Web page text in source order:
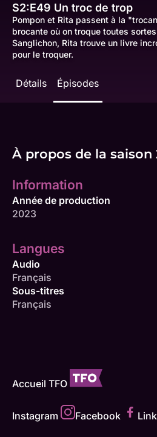
S2:E49 Un troc de trop
Pompon et Rita passent à la
brocante où on troque toutes
Sanglichon, Rita trouve un livre
pour le troquer.
Détails Épisodes
À propos de la saison
Information
Année de production
2023
Langues
Audio
Français
Sous-titres
Français
Accueil TFO
Instagram Facebook